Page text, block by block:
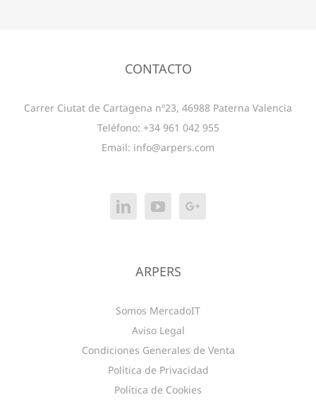
CONTACTO
Carrer Ciutat de Cartagena nº23, 46988 Paterna Valencia
Teléfono: +34 961 042 955
Email: info@arpers.com
ARPERS
Somos MercadoIT
Aviso Legal
Condiciones Generales de Venta
Política de Privacidad
Política de Cookies